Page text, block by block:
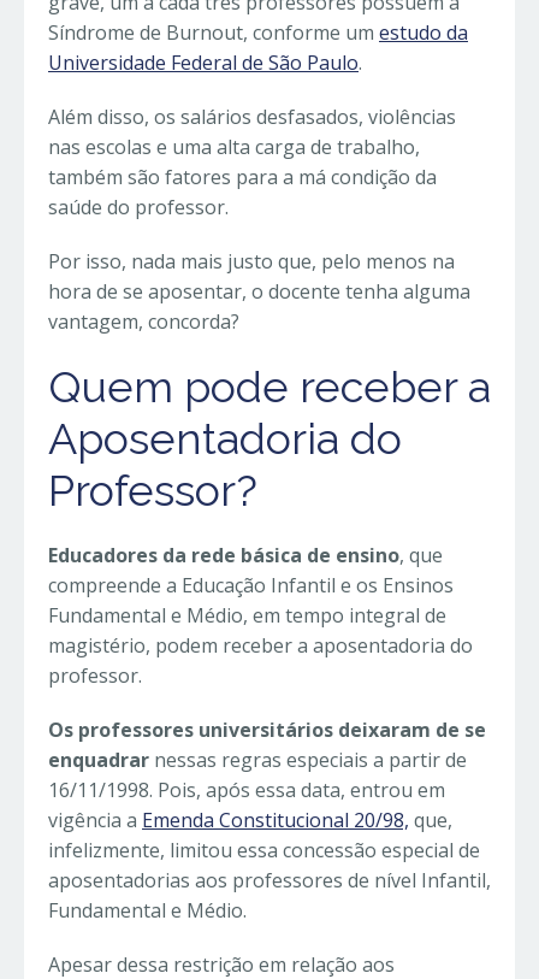
Síndrome de Burnout, conforme um estudo da
Universidade Federal de São Paulo.
Além disso, os salários desfasados, violências
nas escolas e uma alta carga de trabalho,
também são fatores para a má condição da
saúde do professor.
Por isso, nada mais justo que, pelo menos na
hora de se aposentar, o docente tenha alguma
vantagem, concorda?
Quem pode receber a
Aposentadoria do
Professor?
Educadores da rede básica de ensino, que
compreende a Educação Infantil e os Ensinos
Fundamental e Médio, em tempo integral de
magistério, podem receber a aposentadoria do
professor.
Os professores universitários deixaram de se
enquadrar nessas regras especiais a partir de
16/11/1998. Pois, após essa data, entrou em
vigência a Emenda Constitucional 20/98, que,
infelizmente, limitou essa concessão especial de
aposentadorias aos professores de nível Infantil,
Fundamental e Médio.
Apesar dessa restrição em relação aos